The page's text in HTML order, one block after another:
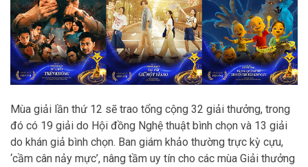
Mùa giải lần thứ 12 sẽ trao tổng cộng 32 giải thưởng, trong
đó có 19 giải do Hội đồng Nghệ thuật bình chọn và 13 giải
do khán giả bình chọn. Ban giám khảo thường trực kỳ cựu,
‘cầm cân nảy mực’, nâng tầm uy tín cho các mùa Giải thưởng